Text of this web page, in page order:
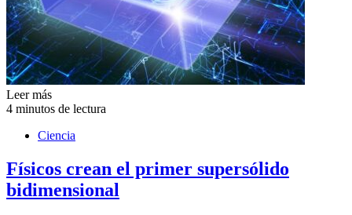
Leer más
4 minutos de lectura
Ciencia
Físicos crean el primer supersólido
bidimensional